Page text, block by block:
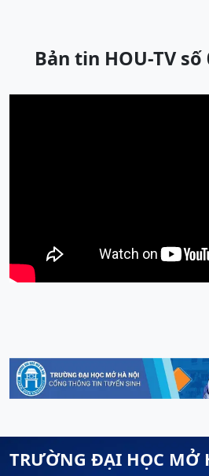
Bản tin HOU-TV số
TRƯỜNG ĐẠI HỌC MỞ